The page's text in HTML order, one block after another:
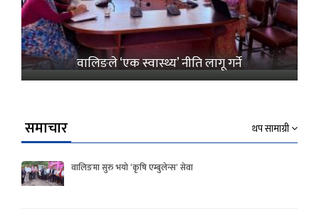
वालिङले ‘एक स्वास्थ्य’ नीति लागू गर्ने
समाचार थप सामाग्री
वालिङमा सुरु भयो ‘कृषि एम्बुलेन्स’ सेवा